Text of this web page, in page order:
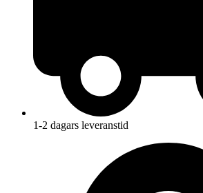
1-2 dagars leveranstid